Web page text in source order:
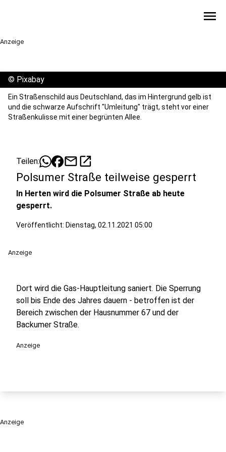
menu
Anzeige
© Pixabay
Ein Straßenschild aus Deutschland, das im Hintergrund gelb ist
und die schwarze Aufschrift "Umleitung" trägt, steht vor einer
Straßenkulisse mit einer begrünten Allee.
Teilen: mailopen_in_new
Polsumer Straße teilweise gesperrt
In Herten wird die Polsumer Straße ab heute
gesperrt.
Veröffentlicht: Dienstag, 02.11.2021 05:00
Anzeige
Dort wird die Gas-Hauptleitung saniert. Die Sperrung
soll bis Ende des Jahres dauern - betroffen ist der
Bereich zwischen der Hausnummer 67 und der
Backumer Straße.
Anzeige
Anzeige